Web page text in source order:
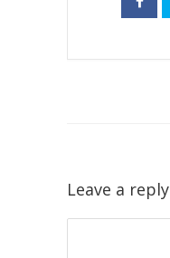
Leave a reply